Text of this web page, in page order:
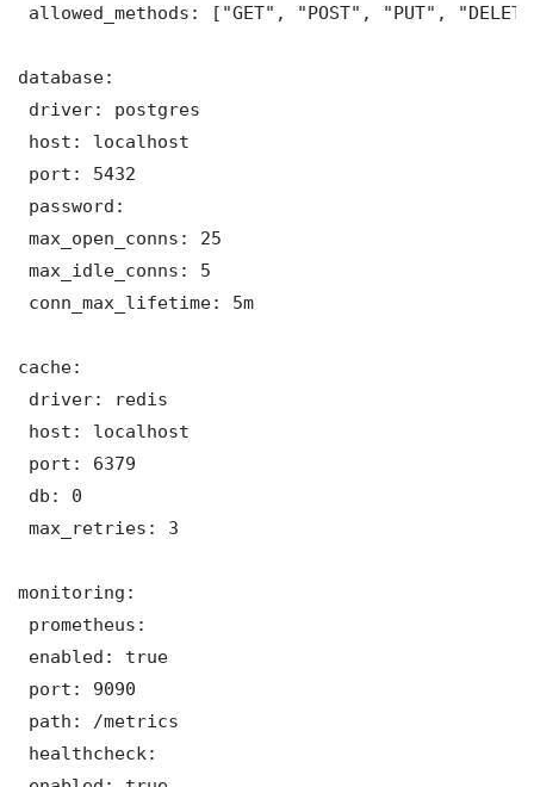
allowed_methods: ["GET", "POST", "PUT",
database:
driver: postgres
host: localhost
port: 5432
password:
max_open_conns: 25
max_idle_conns: 5
conn_max_lifetime: 5m
cache:
driver: redis
host: localhost
port: 6379
db: 0
max_retries: 3
monitoring:
prometheus:
enabled: true
port: 9090
path: /metrics
healthcheck: